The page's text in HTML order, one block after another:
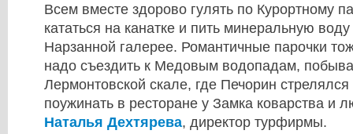
Всем вместе здорово гулять по Курортному
кататься на канатке и пить минеральную
Нарзанной галерее. Романтичные парочки
надо съездить к Медовым водопадам,
Лермонтовской скале, где Печорин
поужинать в ресторане у Замка коварства и
Наталья Дехтярева, директор турфирмы.